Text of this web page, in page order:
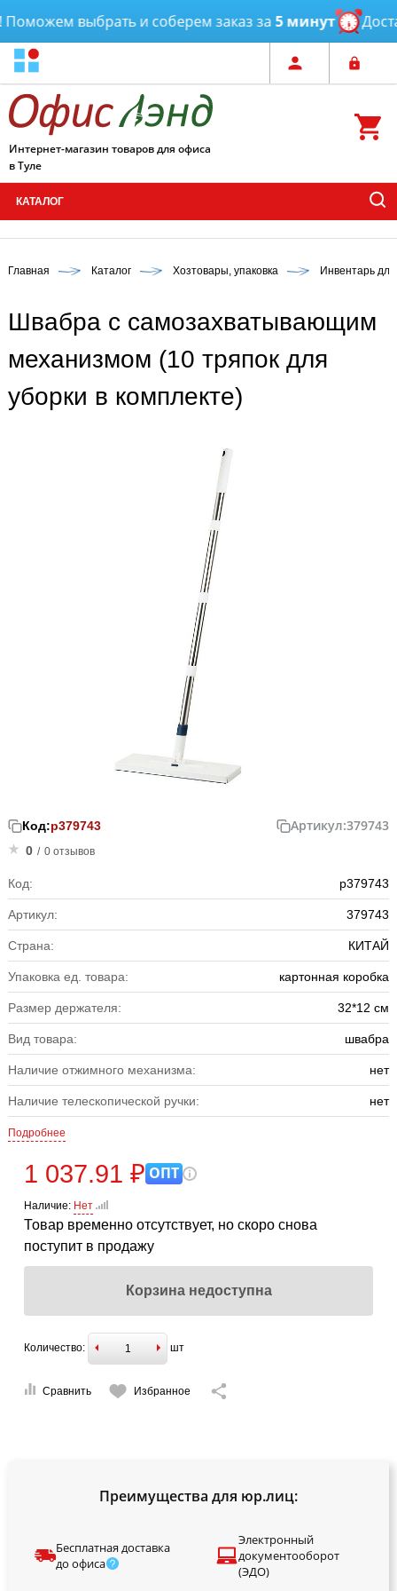
выбрать и соберем заказ за5 минут
Интернет-магазин товаров для офиса
в Туле
КАТАЛОГ
Главная Каталог Хозтовары, упаковка Инвентарь
Швабра с самозахватывающим
механизмом (10 тряпок для
уборки в комплекте)
Код:р379743 Артикул:379743
0 / 0 отзывов
Код: р379743
Артикул: 379743
Страна: КИТАЙ
Упаковка ед. товара: картонная коробка
Размер держателя: 32*12 см
Вид товара: швабра
Наличие отжимного механизма: нет
Наличие телескопической ручки: нет
Подробнее
1 037.91 ₽ ОПТ
Наличие: Нет
Товар временно отсутствует, но скоро снова
поступит в продажу
Корзина недоступна
Количество: шт
Сравнить Избранное
Преимущества для юр.лиц:
Бесплатная доставка
до офиса
Электронный
документооборот
(ЭДО)